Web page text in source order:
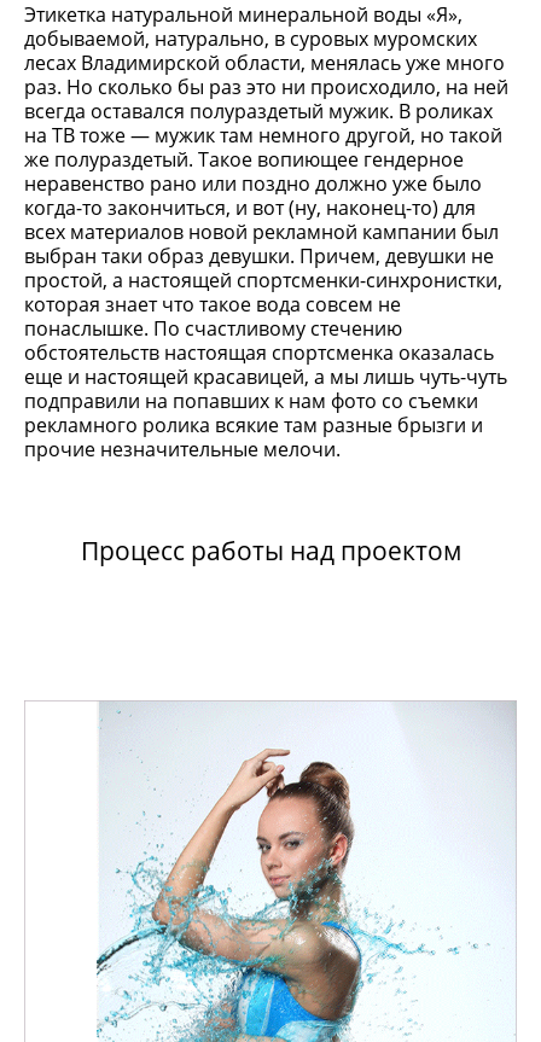
Этикетка натуральной минеральной воды «Я»,
добываемой, натурально, в суровых муромских
лесах Владимирской области, менялась уже много
раз. Но сколько бы раз это ни происходило, на ней
всегда оставался полураздетый мужик. В роликах
на ТВ тоже — мужик там немного другой, но такой
же полураздетый. Такое вопиющее гендерное
неравенство рано или поздно должно уже было
когда-то закончиться, и вот (ну, наконец-то) для
всех материалов новой рекламной кампании был
выбран таки образ девушки. Причем, девушки не
простой, а настоящей спортсменки-синхронистки,
которая знает что такое вода совсем не
понаслышке. По счастливому стечению
обстоятельств настоящая спортсменка оказалась
еще и настоящей красавицей, а мы лишь чуть-чуть
подправили на попавших к нам фото со съемки
рекламного ролика всякие там разные брызги и
прочие незначительные мелочи.
Процесс работы над проектом